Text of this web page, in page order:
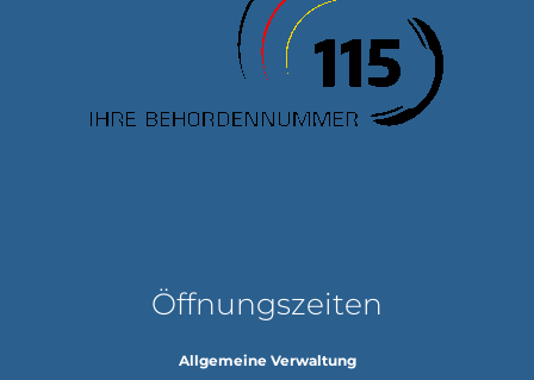
Öffnungszeiten
Allgemeine Verwaltung